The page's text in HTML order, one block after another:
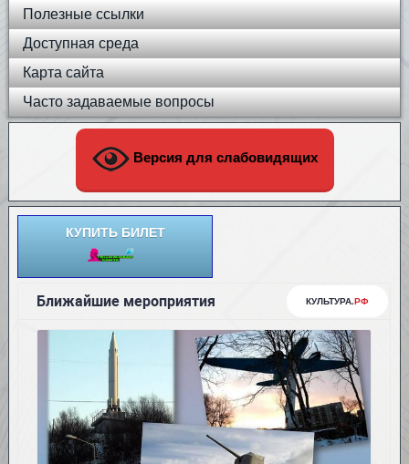
Полезные ссылки
Доступная среда
Карта сайта
Часто задаваемые вопросы
Версия для слабовидящих
КУПИТЬ БИЛЕТ